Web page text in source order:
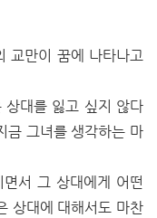
교만이 꿈에 나타나고
상대를 잃고 싶지 않다
금 그녀를 생각하는 마
서 그 상대에게 어떤
상대에 대해서도 마찬